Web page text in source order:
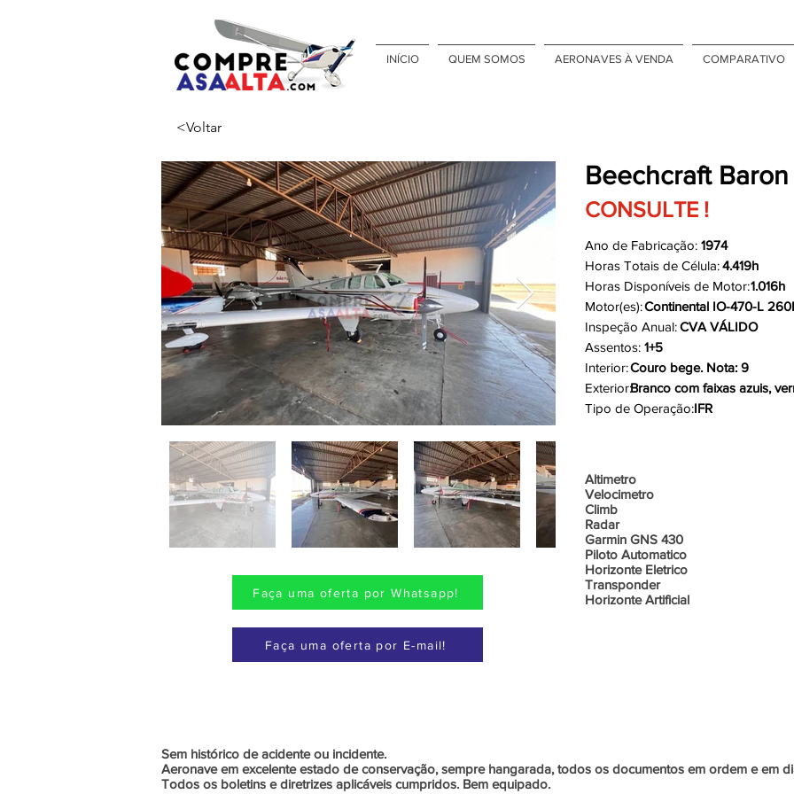
INÍCIO QUEM SOMOS AERONAVES À VENDA COMPARATIVO
<Voltar
Faça uma oferta por Whatsapp!
Beechcraft
CONSULTE !
Ano de Fabricação: 1974
Horas Totais de Célula:4.419h
Horas Disponíveis de Motor:1.016h
Motor(es):Continental IO-470-L
Inspeção Anual:CVA VÁLIDO
Assentos: 1+5
Interior:Couro bege. Nota: 9
Exterior:Branco com faixas azuis,
Tipo de Operação:IFR
Altimetro
Velocimetro
Climb
Radar
Garmin GNS 430
Piloto Automatico
Horizonte Eletrico
Transponder
Horizonte Artificial
Faça uma oferta por E-mail!
Sem histórico de acidente ou incidente.
Aeronave em excelente estado de conservação, sempre hangarada, todos os documentos em ordem e em
Todos os boletins e diretrizes aplicáveis cumpridos. Bem equipado.